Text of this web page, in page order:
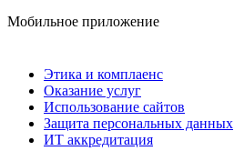
Мобильное приложение
Этика и комплаенс
Оказание услуг
Использование сайтов
Защита персональных данных
ИТ аккредитация